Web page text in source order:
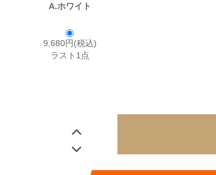
A.ホワイト
9,680円(税込)
ラスト1点